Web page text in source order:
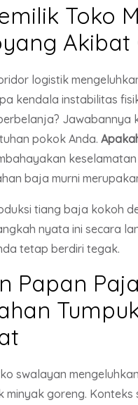
Toko
logistik
kendala instabilitas
pokok Anda.
baja murni
tiang baja kokoh
nyata ini secara
tetap berdiri tegak.
Papan
swalayan
minyak goreng.